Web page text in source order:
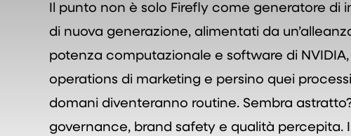
Il punto non è solo Firefly come generatore di
di nuova generazione, alimentati da
potenza computazionale e software di
operations di marketing e persino quei
domani diventeranno routine. Sembra
governance, brand safety e qualità